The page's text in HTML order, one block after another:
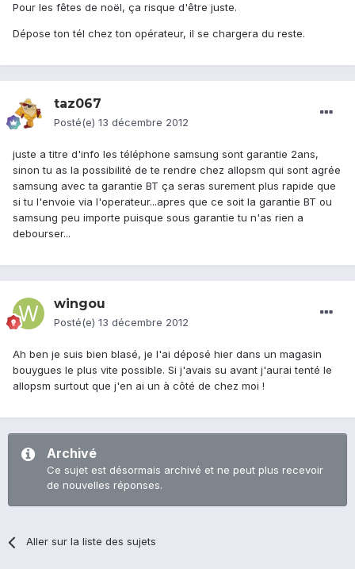
Pour les fêtes de noël, ça risque d'être juste.
Dépose ton tél chez ton opérateur, il se chargera du reste.
taz067
Posté(e) 13 décembre 2012
juste a titre d'info les téléphone samsung sont garantie 2ans,
sinon tu as la possibilité de te rendre chez allopsm qui sont agrée
samsung avec ta garantie BT ça seras surement plus rapide que
si tu l'envoie via l'operateur...apres que ce soit la garantie BT ou
samsung peu importe puisque sous garantie tu n'as rien a
debourser...
wingou
Posté(e) 13 décembre 2012
Ah ben je suis bien blasé, je l'ai déposé hier dans un magasin
bouygues le plus vite possible. Si j'avais su avant j'aurai tenté le
allopsm surtout que j'en ai un à côté de chez moi !
Archivé
Ce sujet est désormais archivé et ne peut plus recevoir
de nouvelles réponses.
Aller sur la liste des sujets